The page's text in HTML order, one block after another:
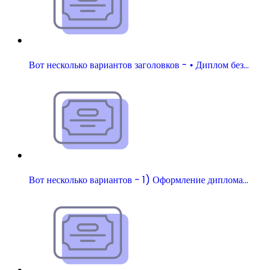
Вот несколько вариантов заголовков - • Диплом без…
Вот несколько вариантов - 1) Оформление диплома…